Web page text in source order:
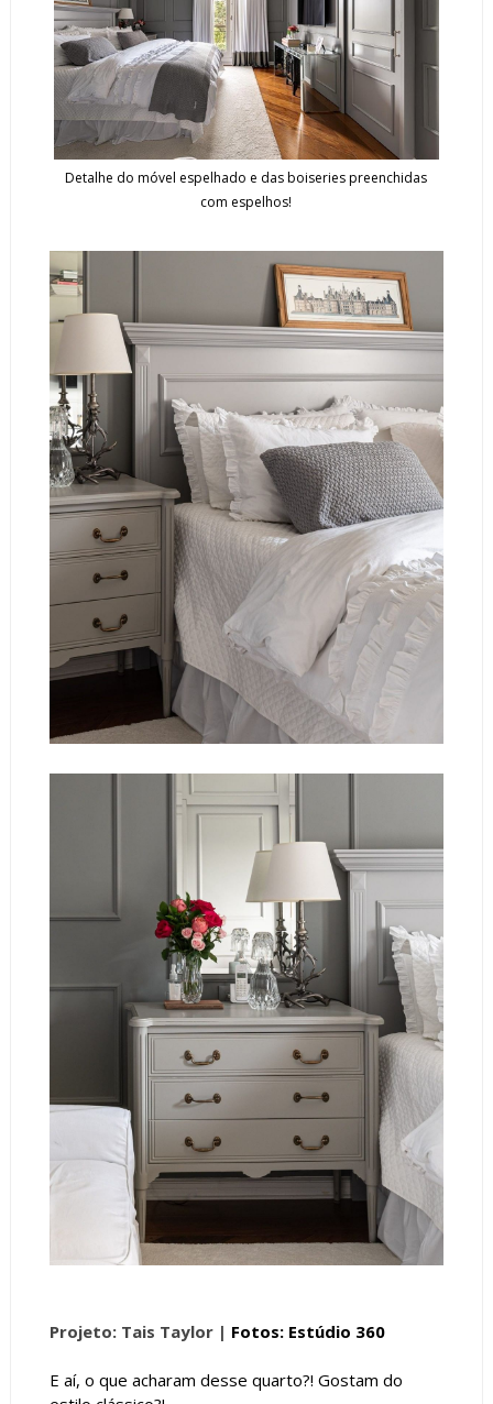
Detalhe do móvel espelhado e das boiseries preenchidas
com espelhos!
Projeto: Tais Taylor | Fotos: Estúdio 360
E aí, o que acharam desse quarto?! Gostam do